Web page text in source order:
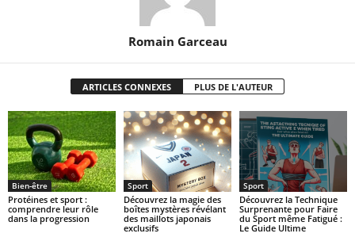
Romain Garceau
ARTICLES CONNEXES PLUS DE L'AUTEUR
Bien-être
Protéines et sport :
comprendre leur rôle
dans la progression
Sport
Découvrez la magie des
boîtes mystères révélant
des maillots japonais
exclusifs
Sport
Découvrez la Technique
Surprenante pour Faire
du Sport même Fatigué :
Le Guide Ultime